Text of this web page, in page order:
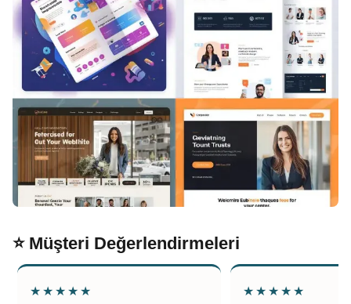
⭐ Müşteri Değerlendirmeleri
★★★★★ ★★★★★